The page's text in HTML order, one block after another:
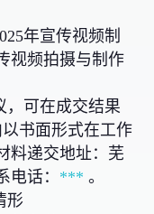
年宣传视频制
视频拍摄与制作
，可在成交结果
书面形式在工作
料递交地址：芜
电话： *** 。
形